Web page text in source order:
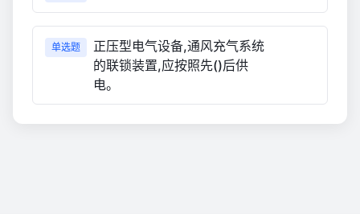
单选题
正压型电气设备,通风充气系统
的联锁装置,应按照先()后供
电。